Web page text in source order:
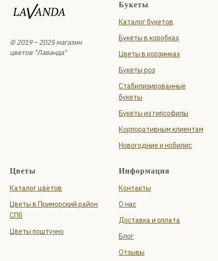
© 2019 – 2025 магазин
цветов "Лаванда"
Букеты
Каталог букетов
Букеты в коробках
Цветы в корзинках
Букеты роз
Стабилизированные
букеты
Букеты из гипсофилы
Корпоративным клиентам
Новогодние и нобилис
Цветы
Каталог цветов
Цветы в Приморский район
СПб
Цветы поштучно
Информация
Контакты
О нас
Доставка и оплата
Блог
Отзывы